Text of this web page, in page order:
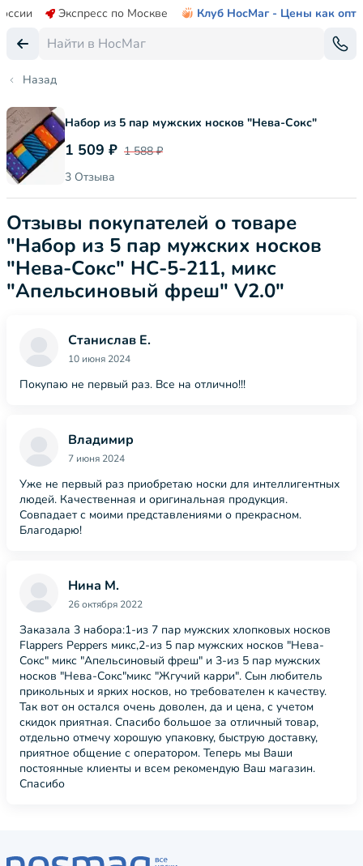
Экспресс по Москве Клуб НосМаг - Цены как опт
Назад
Набор из 5 пар мужских носков "Нева-Сокс"
1 509 ₽ 1 588 ₽
3 Отзыва
Отзывы покупателей о товаре
"Набор из 5 пар мужских носков
"Нева-Сокс" НС-5-211, микс
"Апельсиновый фреш" V2.0"
Станислав Е.
10 июня 2024
Покупаю не первый раз. Все на отлично!!!
Владимир
7 июня 2024
Уже не первый раз приобретаю носки для интеллигентных
людей. Качественная и оригинальная продукция.
Совпадает с моими представлениями о прекрасном.
Благодарю!
Нина М.
26 октября 2022
Заказала 3 набора:1-из 7 пар мужских хлопковых носков
Flappers Peppers микс,2-из 5 пар мужских носков "Нева-
Сокс" микс "Апельсиновый фреш" и 3-из 5 пар мужских
носков "Нева-Сокс"микс "Жгучий карри". Сын любитель
прикольных и ярких носков, но требователен к качеству.
Так вот он остался очень доволен, да и цена, с учетом
скидок приятная. Спасибо большое за отличный товар,
отдельно отмечу хорошую упаковку, быструю доставку,
приятное общение с оператором. Теперь мы Ваши
постоянные клиенты и всем рекомендую Ваш магазин.
Спасибо